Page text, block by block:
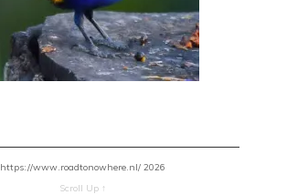
https://www.roadtonowhere.nl/ 2026
Scroll Up ↑